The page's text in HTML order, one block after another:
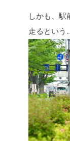
しかも、駅
走るという